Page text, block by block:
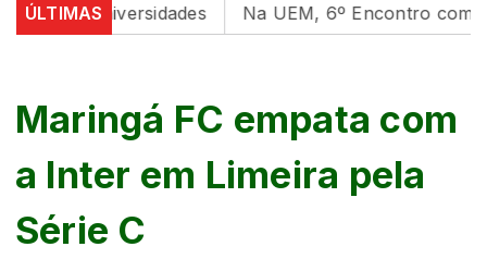
ÚLTIMAS
universidades Na UEM, 6º Encontro com as
Maringá FC empata com
a Inter em Limeira pela
Série C